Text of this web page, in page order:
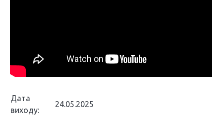
Дата
виходу:
24.05.2025